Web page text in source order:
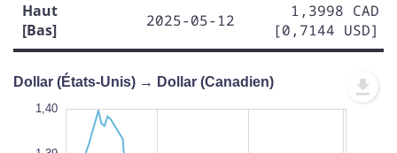
Haut
[Bas]
2025-05-12
1,3998 CAD
[0,7144 USD]
Dollar (États-Unis) → Dollar (Canadien)
1,40